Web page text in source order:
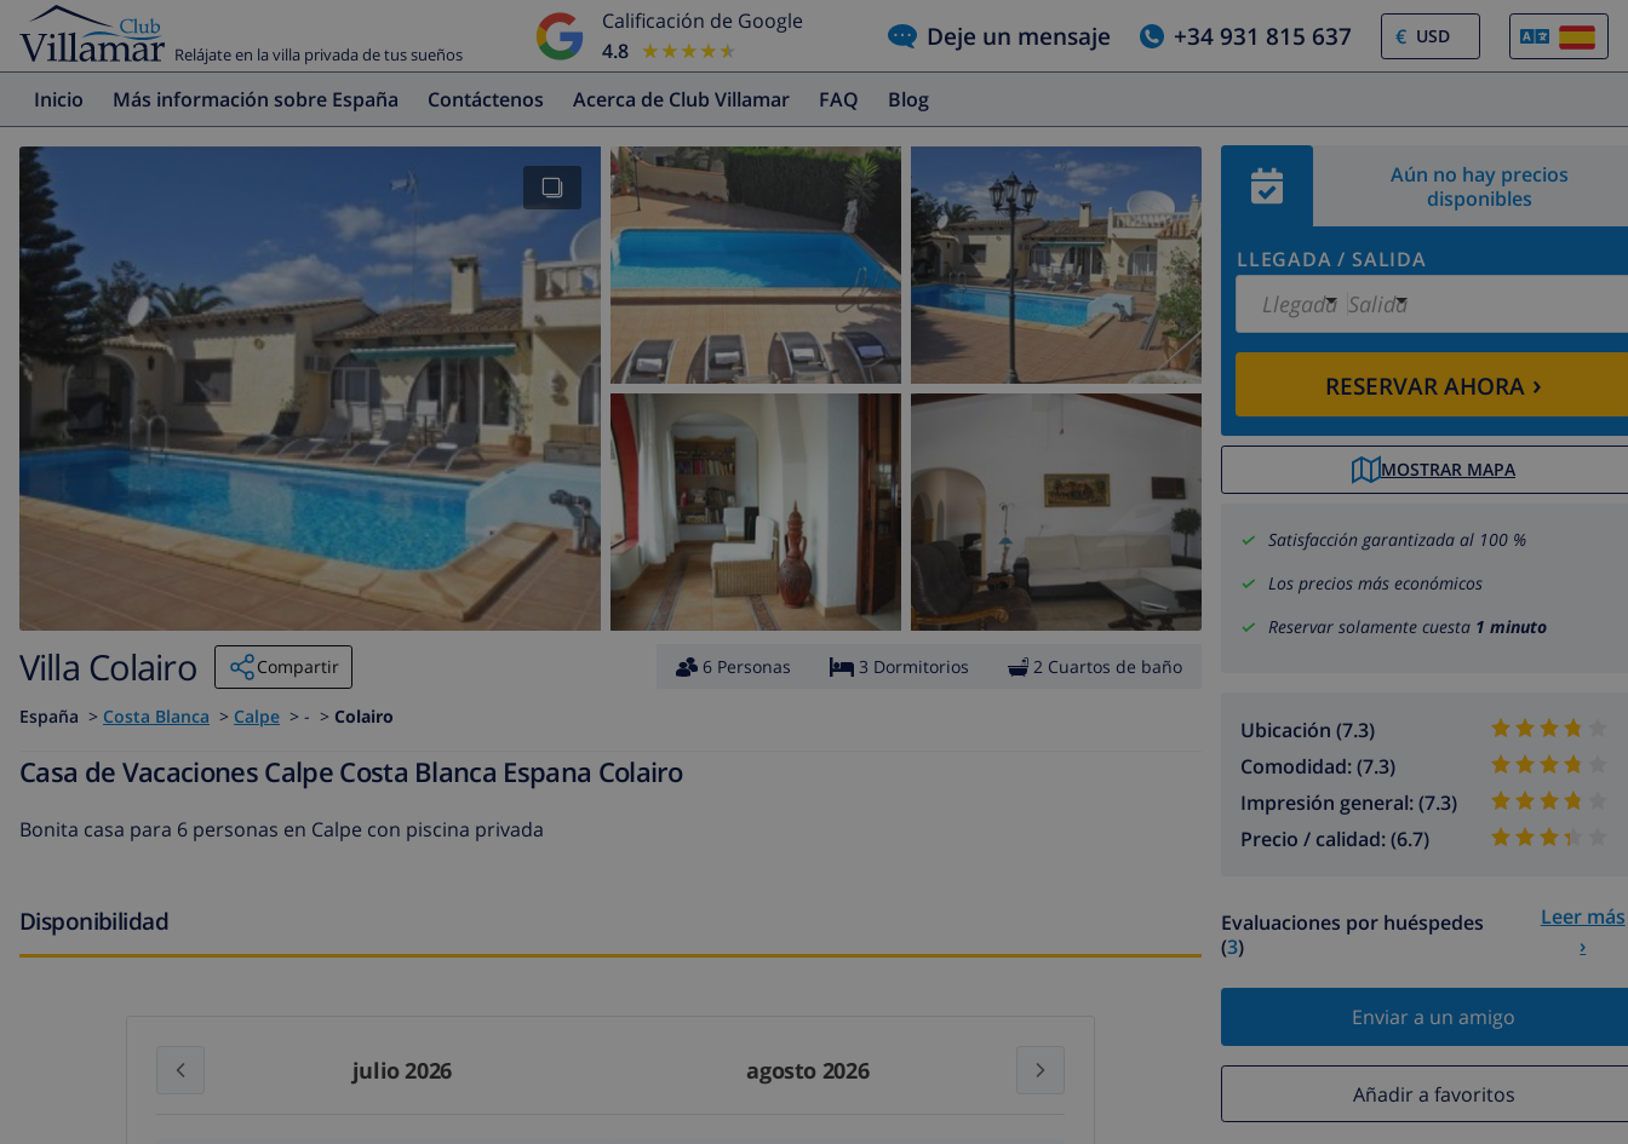
Relájate en la villa privada de tus sueños
Calificación de Google
4.8
★★★★★
★★★★★ Deje un mensaje +34 931 815 637 €
Inicio Más información sobre España Contáctenos Acerca de Club Villamar FAQ Blog
Aún no hay precios
disponibles
LLEGADA / SALIDA
Llegada Salida
RESERVAR AHORA ›
MOSTRAR MAPA
Satisfacción garantizada al 100 %
Los precios más económicos
Reservar solamente cuesta 1 minuto
Ubicación (7.3)
Comodidad: (7.3)
Impresión general: (7.3)
Precio / calidad: (6.7)
Evaluaciones por huéspedes
(3)
Leer más
›
Enviar a un amigo
Añadir a favoritos
Villa Colairo Compartir 6 Personas 3 Dormitorios 2 Cuartos de baño
España > Costa Blanca > Calpe > - > Colairo
Casa de Vacaciones Calpe Costa Blanca Espana Colairo
Bonita casa para 6 personas en Calpe con piscina privada
Disponibilidad
julio 2026 agosto 2026